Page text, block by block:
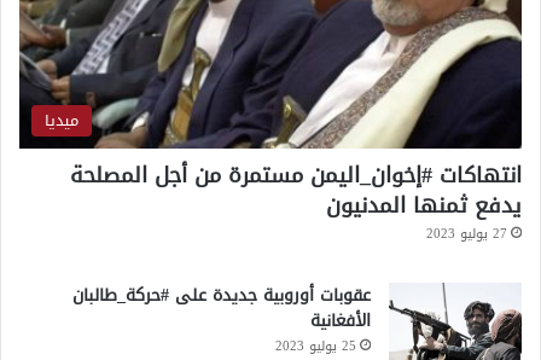
ي
ا
إ
ر
ا
ن
ي
ميديا
انتهاكات #إخوان_اليمن مستمرة من أجل المصلحة
يدفع ثمنها المدنيون
27 يوليو 2023
عقوبات أوروبية جديدة على #حركة_طالبان
الأفغانية
25 يوليو 2023